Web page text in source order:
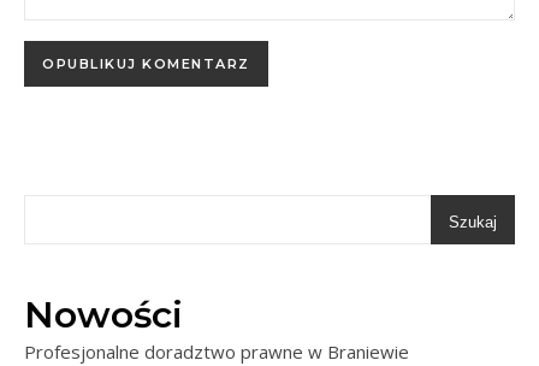
Szukaj
Nowości
Profesjonalne doradztwo prawne w Braniewie